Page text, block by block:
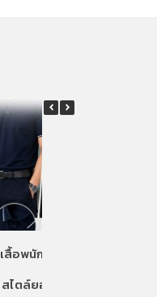
เสื้อพนักงานแบบไหนดูแพง? เ
สไตล์ยอดนิยมที่บริษัทชั้นนำเ